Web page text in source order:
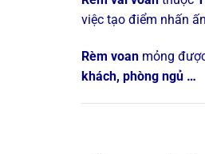
việc tạo điểm nhấn
Rèm voan mỏng
khách, phòng ngủ …